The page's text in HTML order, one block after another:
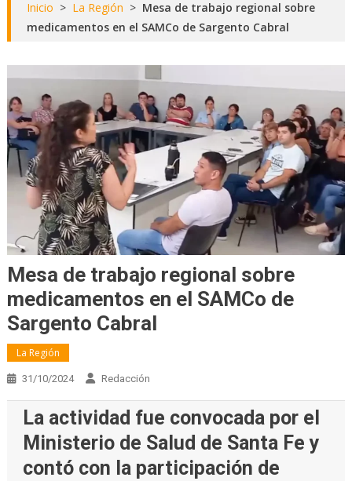
Inicio > La Región > Mesa de trabajo regional sobre
medicamentos en el SAMCo de Sargento Cabral
Mesa de trabajo regional sobre
medicamentos en el SAMCo de
Sargento Cabral
La Región
31/10/2024 Redacción
La actividad fue convocada por el
Ministerio de Salud de Santa Fe y
contó con la participación de